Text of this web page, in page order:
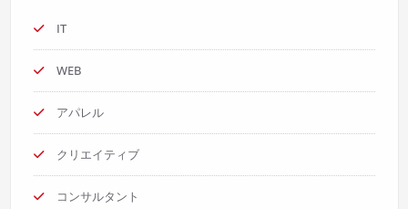
IT
WEB
アパレル
クリエイティブ
コンサルタント